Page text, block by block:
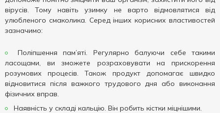
вірусів. Тому навіть узимку не варто відмовлятися від
улюбленого смаколика. Серед інших корисних властивостей
зазначимо:
Поліпшення пам’яті. Регулярно балуючи себе такими
ласощами, ви зможете розраховувати на прискорення
розумових процесів. Також продукт допомагає швидко
відновитися після важкого трудового дня або виконання
фізичних вправ.
Наявність у складі кальцію. Він робить кістки міцнішими.